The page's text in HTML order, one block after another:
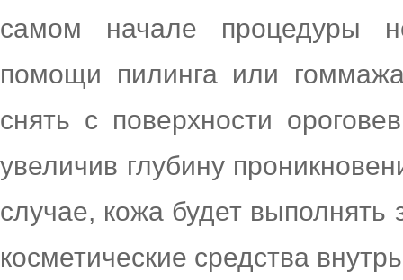
самом начале процедуры
помощи пилинга или
снять с поверхности
увеличив глубину
случае, кожа будет
косметические средства